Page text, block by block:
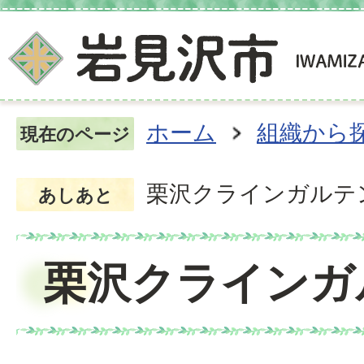
現在のページ ホーム 組織から
あしあと 栗沢クラインガルテ
栗沢クライン